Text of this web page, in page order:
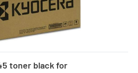
toner black for